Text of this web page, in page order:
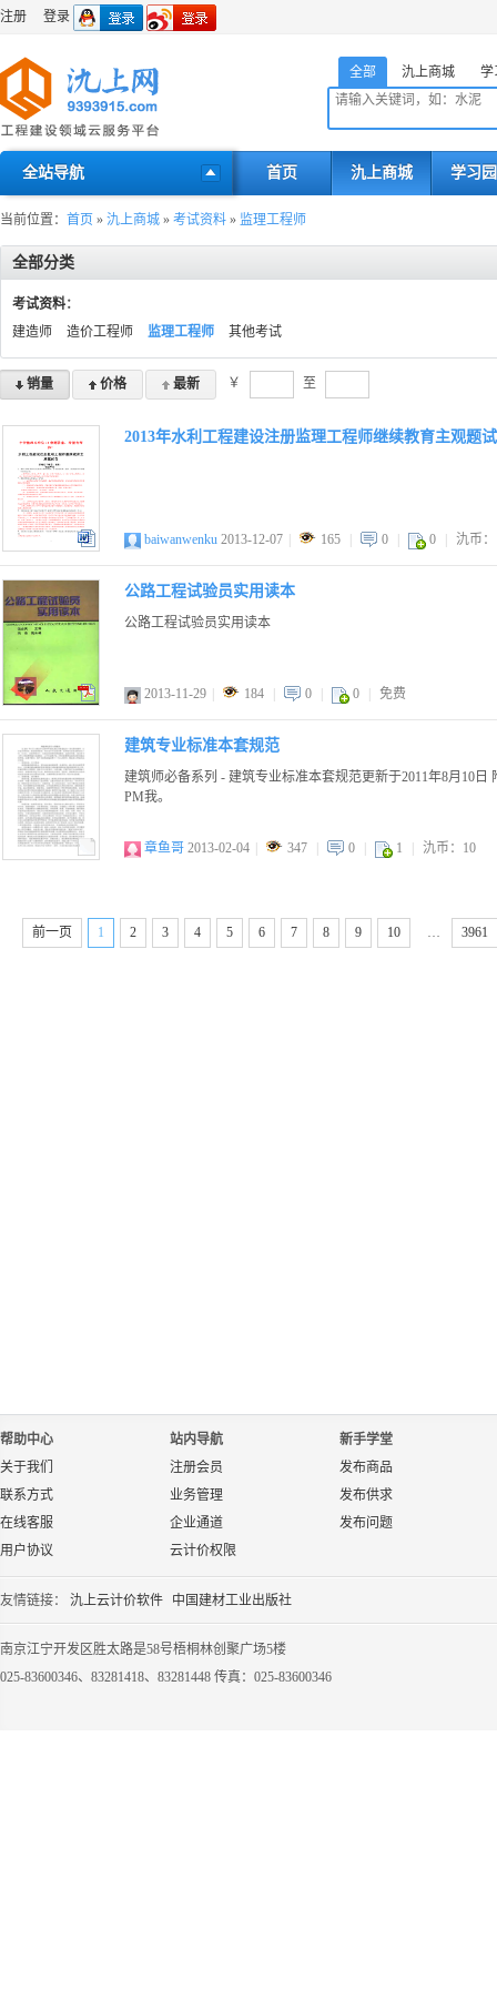
注册 登录
全部 氿上商城 学
全站导航 首页 氿上商城 学习
当前位置： 首页 » 氿上商城 » 考试资料 » 监理工程师
全部分类
考试资料：
建造师
造价工程师 监理工程师 其他考试
销量 价格 最新 ￥ 至
doc
2013年水利工程建设注册监理工程师继续教育主观题
baiwanwenku 2013-12-07 165 0 0 氿币
pdf
公路工程试验员实用读本
公路工程试验员实用读本
2013-11-29 184 0 0 免费
建筑专业标准本套规范
建筑师必备系列 - 建筑专业标准本套规范更新于2011年8月10
PM我。
章鱼哥 2013-02-04 347 0 1 氿币：10
前一页 1 2 3 4 5 6 7 8 9 10 … 3961
帮助中心
关于我们
联系方式
在线客服
用户协议
站内导航
注册会员
业务管理
企业通道
云计价权限
新手学堂
发布商品
发布供求
发布问题
友情链接： 氿上云计价软件 中国建材工业出版社
南京江宁开发区胜太路是58号梧桐林创聚广场5楼
025-83600346、83281418、83281448 传真：025-83600346